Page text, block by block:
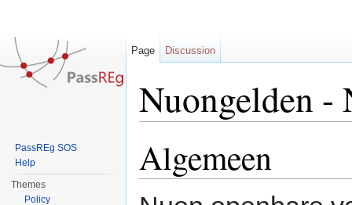
Nuongelden -
Algemeen
Page Discussion
PassREg SOS
Help
Themes
Policy